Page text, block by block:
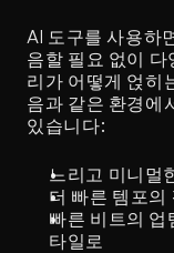
AI 도구를 사용하
음할 필요 없이
리가 어떻게 얹히
음과 같은 환경에
있습니다:
느리고 미니멀
더 빠른 템포의
빠른 비트의 업
타일로